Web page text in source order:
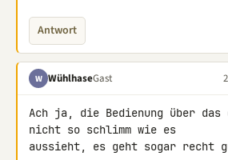
Antwort
W WühlhaseGast
Ach ja, die Bedienung über
nicht so schlimm wie es
aussieht, es geht sogar recht